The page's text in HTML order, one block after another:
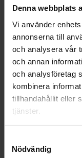
Denna webbplats
Vi använder
annonserna till
och analysera vår
och annan
och analysföretag
kombinera
tillhandahållit eller
tjänster.
Nödvändig